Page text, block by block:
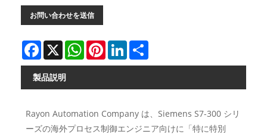
お問い合わせを送信
Facebook
X WhatsAppPinterestLinkedIn
製品説明
Rayon Automation Company は、Siemens S7-300 シリ
ーズの海外プロセス制御エンジニア向けに「特に特別